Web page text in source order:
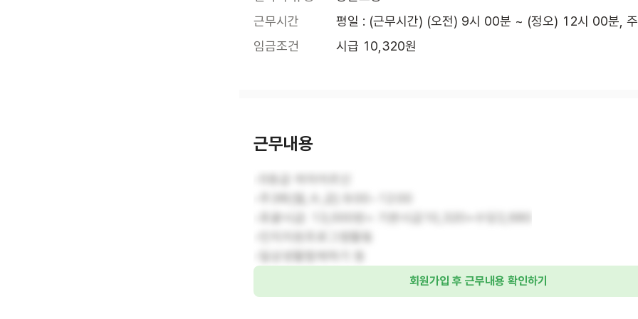
근무시간
평일 : (근무시간) (오전) 9시 00분 ~ (정오) 12시 00분,
임금조건
시급 10,320원
근무내용
회원가입 후 근무내용 확인하기